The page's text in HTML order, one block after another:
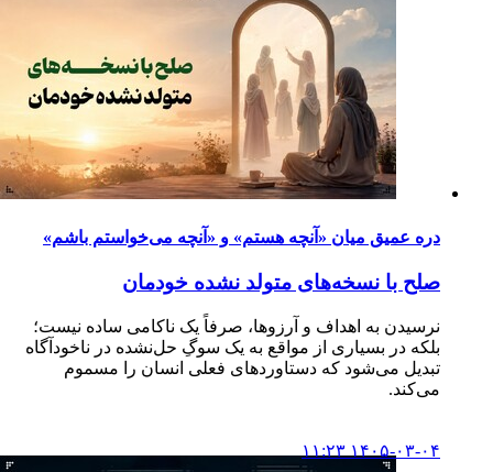
دره‌ عمیق میان «آنچه هستم» و «آنچه می‌خواستم باشم»
صلح با نسخه‌های متولد نشده خودمان
نرسیدن به اهداف و آرزوها، صرفاً یک ناکامی ساده نیست؛
بلکه در بسیاری از مواقع به یک سوگِ حل‌نشده در ناخودآگاه
تبدیل می‌شود که دستاوردهای فعلی انسان را مسموم
می‌کند.
۱۴۰۵-۰۳-۰۴ ۱۱:۲۳